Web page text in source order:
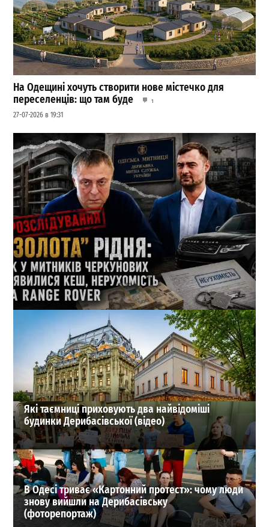
На Одещині хочуть створити нове містечко для
переселенців: що там буде
1
27-07-2026 в 19:31
Кеш і Range Rover від пенсіонерки: які подарунки
отримала родина 1-го зама Одеської митниці
1
21-07-2026 в 11:08
ВИБІР РЕДАКЦІЇ
Які таємниці приховують два найвідоміші
будинки Дерибасівської (відео)
В Одесі триває «Картонний протест»: чому люди
знову вийшли на Дерибасівську
(фоторепортаж)